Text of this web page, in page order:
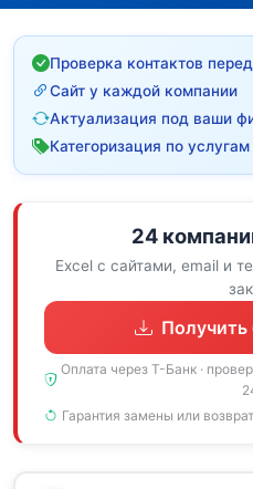
Проверка контактов
Сайт у каждой компании
Актуализация под ваши
Категоризация по
24
Excel с сайтами, email и
Получить
Оплата через Т-Банк ·
Гарантия замены или